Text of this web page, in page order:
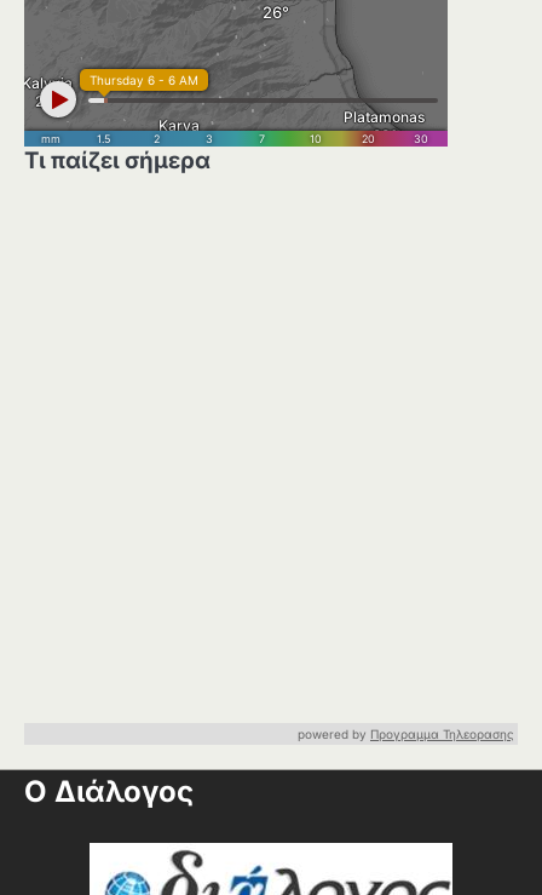
Τι παίζει σήμερα
powered by Προγραμμα Τηλεορασης
Ο Διάλογος